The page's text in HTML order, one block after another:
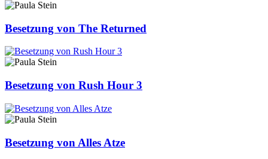
Besetzung von The Returned
Besetzung von Rush Hour 3
Besetzung von Alles Atze